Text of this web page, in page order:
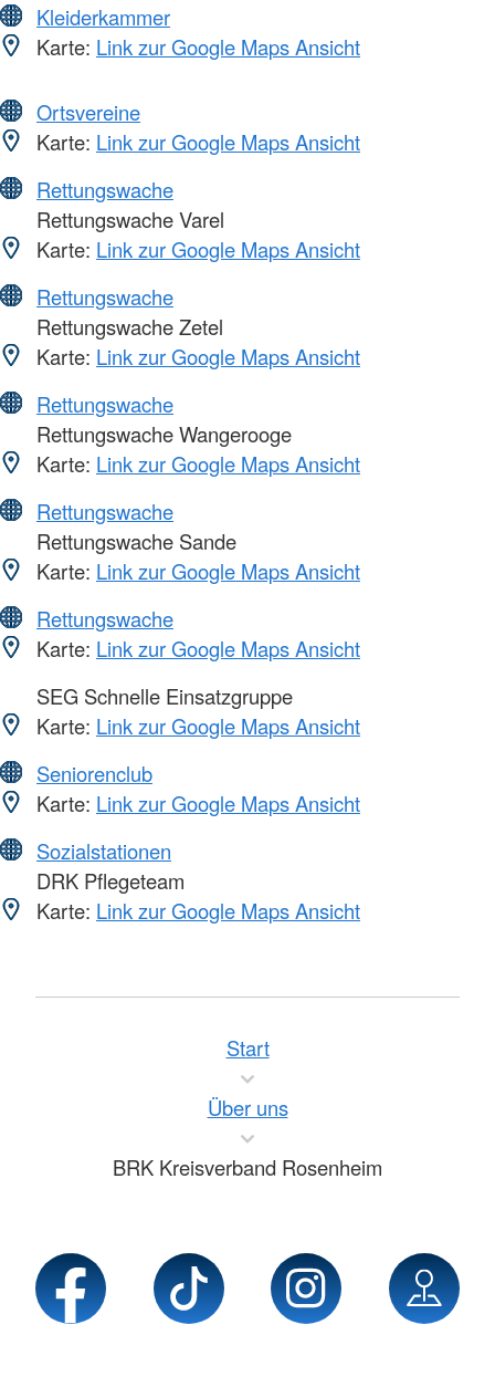
Kleiderkammer
Karte: Link zur Google Maps Ansicht
Ortsvereine
Karte: Link zur Google Maps Ansicht
Rettungswache
Rettungswache Varel
Karte: Link zur Google Maps Ansicht
Rettungswache
Rettungswache Zetel
Karte: Link zur Google Maps Ansicht
Rettungswache
Rettungswache Wangerooge
Karte: Link zur Google Maps Ansicht
Rettungswache
Rettungswache Sande
Karte: Link zur Google Maps Ansicht
Rettungswache
Karte: Link zur Google Maps Ansicht
SEG Schnelle Einsatzgruppe
Karte: Link zur Google Maps Ansicht
Seniorenclub
Karte: Link zur Google Maps Ansicht
Sozialstationen
DRK Pflegeteam
Karte: Link zur Google Maps Ansicht
Start
Über uns
BRK Kreisverband Rosenheim